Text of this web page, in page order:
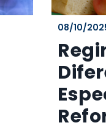
08/10/